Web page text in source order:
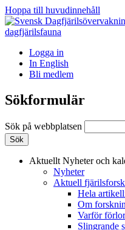
Hoppa till huvudinnehåll
Logga in
In English
Bli medlem
Sökformulär
Sök på webbplatsen
Aktuellt Nyheter och
Nyheter
Aktuell
Hela
Om
Varför
Slingrande